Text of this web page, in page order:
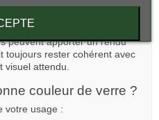
le
aussi à une recherche
peuvent apporter un rendu
toujours rester cohérent avec
visuel attendu.
couleur de verre ?
votre usage :